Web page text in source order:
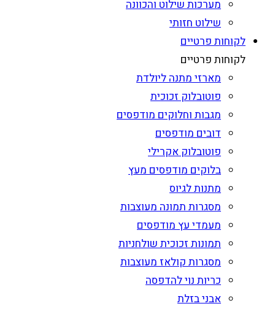
מערכות שילוט והכוונה
שילוט חזותי
לקוחות פרטיים
לקוחות פרטיים
מארזי מתנה ליולדת
פוטובלוק זכוכית
מגבות וחלוקים מודפסים
דובים מודפסים
פוטובלוק אקרילי
בלוקים מודפסים מעץ
מתנות לגיוס
מסגרות תמונה מעוצבות
מעמדי עץ מודפסים
תמונות זכוכית שולחניות
מסגרות קולאז מעוצבות
כריות נוי להדפסה
אבני בזלת